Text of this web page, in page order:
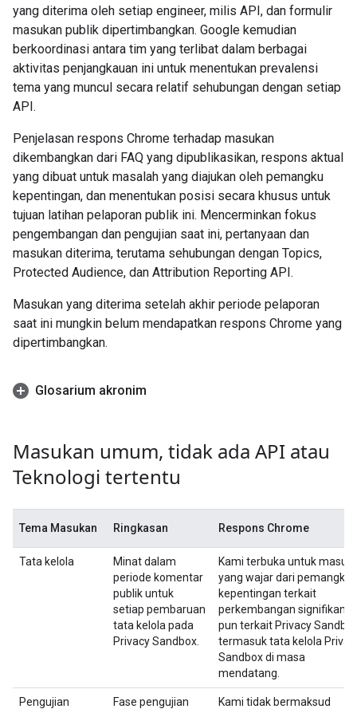
yang diterima oleh setiap engineer, milis API, dan formulir
masukan publik dipertimbangkan. Google kemudian
berkoordinasi antara tim yang terlibat dalam berbagai
aktivitas penjangkauan ini untuk menentukan prevalensi
tema yang muncul secara relatif sehubungan dengan setiap
API.
Penjelasan respons Chrome terhadap masukan
dikembangkan dari FAQ yang dipublikasikan, respons aktual
yang dibuat untuk masalah yang diajukan oleh pemangku
kepentingan, dan menentukan posisi secara khusus untuk
tujuan latihan pelaporan publik ini. Mencerminkan fokus
pengembangan dan pengujian saat ini, pertanyaan dan
masukan diterima, terutama sehubungan dengan Topics,
Protected Audience, dan Attribution Reporting API.
Masukan yang diterima setelah akhir periode pelaporan
saat ini mungkin belum mendapatkan respons Chrome yang
dipertimbangkan.
Glosarium akronim
Masukan umum, tidak ada API atau
Teknologi tertentu
Tema Masukan Ringkasan Respons Chrome
Tata kelola
Minat dalam
periode komentar
publik untuk
setiap pembaruan
tata kelola pada
Privacy Sandbox.
Kami terbuka untuk
yang wajar dari pemangku
kepentingan terkait
perkembangan signifikan
pun terkait Privacy
termasuk tata kelola
Sandbox di masa
mendatang.
Pengujian
Fase pengujian
Kami tidak bermaksud